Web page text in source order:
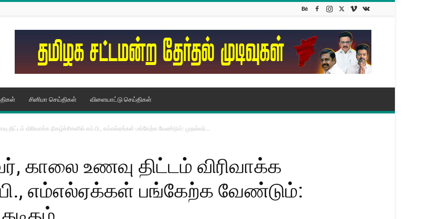
சினிமா செய்திகள் விளையாட்டு செய்திகள்
திட்டம் விரிவாக்க நிகழ்ச்சிகளில் எம்.பி., எம்எல்ஏக்கள் பங்கேற்க வேண்டும்: முதல்வர்...
காலை உணவு திட்டம் விரிவாக்க
எம்எல்ஏக்கள் பங்கேற்க வேண்டும்: